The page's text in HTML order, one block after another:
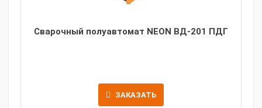
Сварочный полуавтомат NEON ВД-201 ПДГ
ЗАКАЗАТЬ